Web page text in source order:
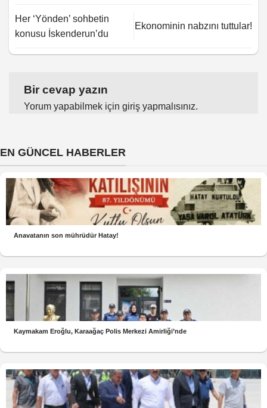
Her ‘Yönden’ sohbetin
konusu İskenderun’du
Ekonominin nabzını tuttular!
Bir cevap yazın
Yorum yapabilmek için giriş yapmalısınız.
EN GÜNCEL HABERLER
Anavatanın son mührüdür Hatay!
Kaymakam Eroğlu, Karaağaç Polis Merkezi Amirliği’nde